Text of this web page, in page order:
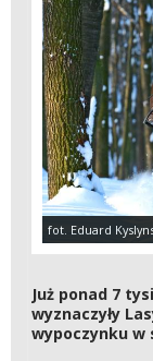
fot. Eduard
Już ponad 7
wyznaczyły
wypoczynku w